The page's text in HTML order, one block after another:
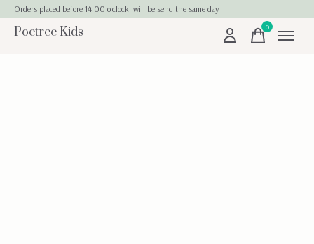
Orders placed before 14:00 o'clock, will be send the same day
Poetree Kids 0items